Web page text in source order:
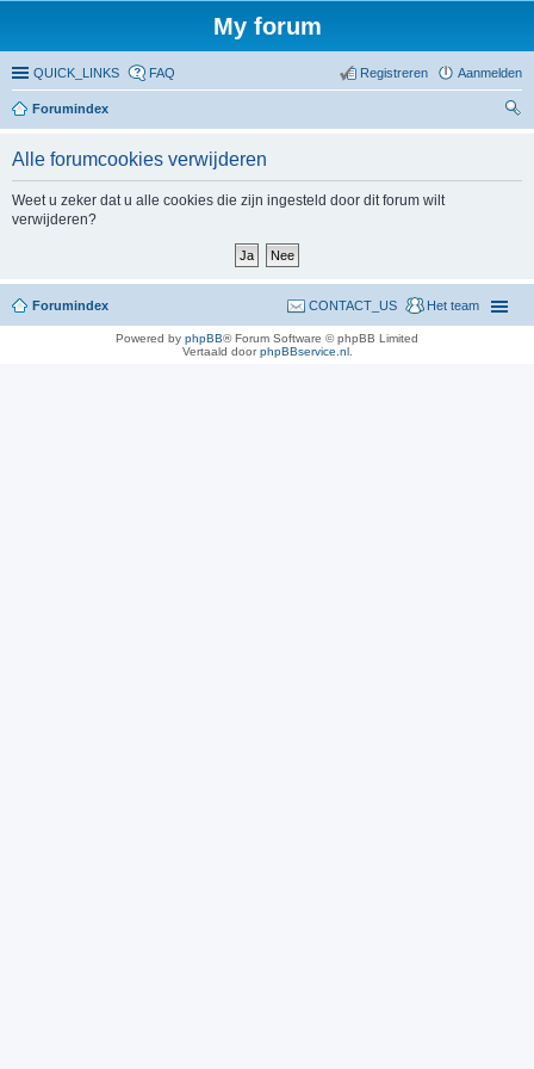
My forum
QUICK_LINKS FAQ Aanmelden
Registreren
Forumindex
Alle forumcookies verwijderen
Weet u zeker dat u alle cookies die zijn ingesteld door dit forum wilt
verwijderen?
Forumindex Het team
CONTACT_US
Powered by phpBB® Forum Software © phpBB Limited
Vertaald doorphpBBservice.nl.